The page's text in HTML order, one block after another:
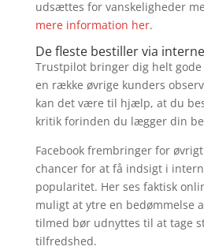
udsættes for vanskeligheder
mere information her.
De fleste bestiller via
Trustpilot bringer dig helt
en række øvrige kunders
kan det være til hjælp, at du
kritik forinden du lægger din
Facebook frembringer for
chancer for at få indsigt i
popularitet. Her ses faktisk
muligt at ytre en bedømmelse
tilmed bør udnyttes til at tage
tilfredshed.